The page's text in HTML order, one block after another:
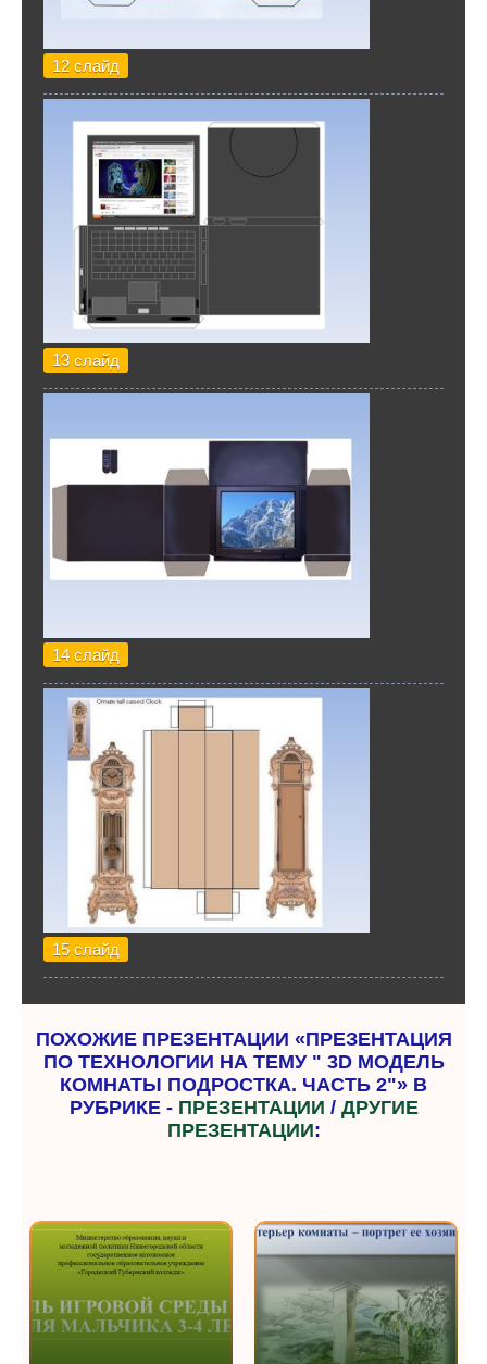
12 слайд
13 слайд
14 слайд
15 слайд
ПОХОЖИЕ ПРЕЗЕНТАЦИИ «ПРЕЗЕНТАЦИЯ
ПО ТЕХНОЛОГИИ НА ТЕМУ " 3D МОДЕЛЬ
КОМНАТЫ ПОДРОСТКА. ЧАСТЬ 2"» В
РУБРИКЕ - ПРЕЗЕНТАЦИИ / ДРУГИЕ
ПРЕЗЕНТАЦИИ: